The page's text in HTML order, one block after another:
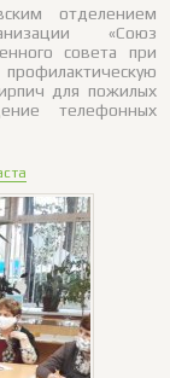
отделением
«Союз
совета при
для пожилых
телефонных